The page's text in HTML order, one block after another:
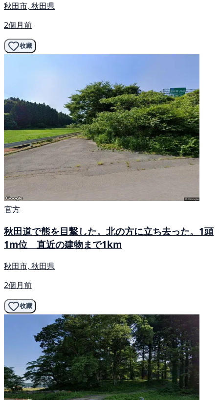
秋田市, 秋田県
2個月前
收藏
官方
秋田道で熊を目撃した。北の方に立ち去った。1頭
1m位 直近の建物まで1km
秋田市, 秋田県
2個月前
收藏